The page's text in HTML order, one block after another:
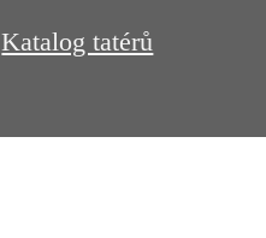
Katalog tatérů